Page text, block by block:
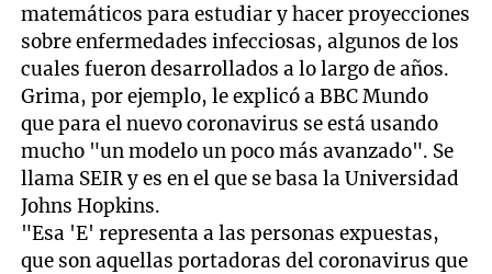
matemáticos para estudiar y hacer proyecciones
sobre enfermedades infecciosas, algunos de los
cuales fueron desarrollados a lo largo de años.
Grima, por ejemplo, le explicó a BBC Mundo
que para el nuevo coronavirus se está usando
mucho "un modelo un poco más avanzado". Se
llama SEIR y es en el que se basa la Universidad
Johns Hopkins.
"Esa 'E' representa a las personas expuestas,
que son aquellas portadoras del coronavirus que